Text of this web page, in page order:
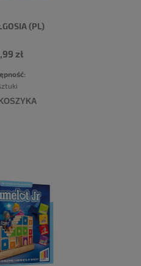
(PL)
zł